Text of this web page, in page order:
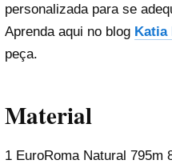
personalizada para se
Aprenda aqui no blog Katia
peça.
Material
1 EuroRoma Natural 795m